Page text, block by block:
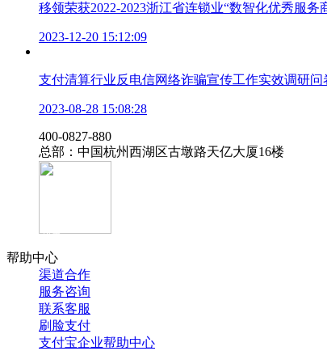
移领荣获2022-2023浙江省连锁业“数智化优秀服务
2023-12-20 15:12:09
支付清算行业反电信网络诈骗宣传工作实效调研问
2023-08-28 15:08:28
‭400-0827-880
总部：中国杭州西湖区古墩路天亿大厦16楼
官方抖音
帮助中心
渠道合作
服务咨询
联系客服
刷脸支付
支付宝企业帮助中心